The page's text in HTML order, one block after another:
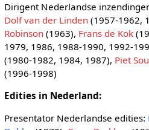
Dirigent Nederlandse
Dolf van der Linden(1957-1962,
Robinson(1963), Frans de Kok
1979, 1986, 1988-1990, 1992-
(1980-1982, 1984, 1987), Piet
(1996-1998)
Edities in Nederland:
Presentator Nederlandse edities: